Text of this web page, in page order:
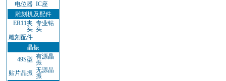
电位器 IC座
雕刻机及配件
ER11夹
头
专业钻
头
雕刻配件
晶振
49S型 有源晶
振
贴片晶振 无源晶
振